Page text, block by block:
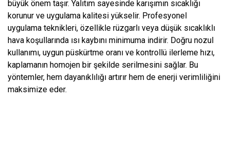
büyük önem taşır. Yalıtım sayesinde karışımın sıcaklığı
korunur ve uygulama kalitesi yükselir. Profesyonel
uygulama teknikleri, özellikle rüzgarlı veya düşük sıcaklıklı
hava koşullarında ısı kaybını minimuma indirir. Doğru nozul
kullanımı, uygun püskürtme oranı ve kontrollü ilerleme hızı,
kaplamanın homojen bir şekilde serilmesini sağlar. Bu
yöntemler, hem dayanıklılığı artırır hem de enerji verimliliğini
maksimize eder.